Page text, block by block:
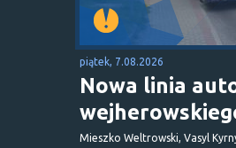
piątek, 7.08.2026
Nowa linia
Mieszko Weltrowski, Vasyl